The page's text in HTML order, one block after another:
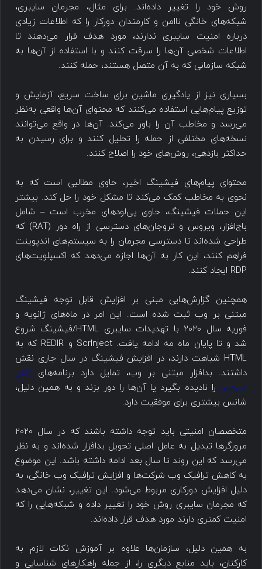
روش خود را تغییر داده‌اند. برای مثال، مجرمان سایبری،
شبکه‌های خانگی ناامن و کارمندان دورکار را که اطلاعات زیادی
درباره امنیت سایبری ندارند، مورد هدف قرار می‌دهند تا
اطلاعات شخصی آن‌ها را سرقت کنند و با استفاده از آن‌ها به
شبکه سازمانی که به آن متصل هستند، حمله کنند.
بسیاری نیز از یادگیری ماشین برای ساخت سریع، آزمایش و
توزیع پیام‌هایی استفاده می‌کنند که محتوای آن‌ها واقعی به‌نظر
می‌رسد و مخاطب آن را باور می‌کند. آن‌ها در واقع می‌توانند
نسخه‌های مختلفی از حمله را تحلیل کنند و برای رسیدن به
حداکثر بازدهی، روش‌های خود را اصلاح کنند.
محتوای پیام‌های فیشینگ اخیر، حاوی مطالبی است که به
نحوی به مخاطب کمک می‌کند تا مشکل خود را حل کند. بیشتر
این حملات فیشینگ، حاوی پی‌لودهای مخرب است – شامل
باج‌افزار، ویروس و تروجان‌های دسترسی از راه دور (RAT) که
طراحی شده‌اند تا دسترسی مجرمان را به سیستم‌های اندپوینت
فراهم کنند، این کار به آن‌ها اجازه می‌دهد که اکسپلویت‌های
RDP ایجاد کنند.
همچنین گزارش‌هایی مبنی بر افزایش قابل توجه فیشینگ
مبتنی بر وب ثبت شده است. این امر در ماه‌های ژانویه و
فوریه سال 2020 با تهدیدات سایبری HTML/فیشینگ شروع
شد و تا پایان ماه مه ادامه یافت. ScrInject و REDIR که به
HTML شباهت دارند، در افزایش فیشینگ در سال جاری نقش
داشتند. بدافزار مبتنی بر وب، تمایل دارد برنامه‌هایآنتی
ویروس را نادیده بگیرد یا آن‌ها را دور بزند و به همین دلیل،
شانس بیشتری برای موفقیت دارد.
متخصصان امنیتی باید توجه داشته باشند که در سال 2020
مرورگرها تبدیل به عامل اصلی تحویل بدافزار شده‌اند و به نظر
می‌رسد که این روند تا سال بعد ادامه داشته باشد. این موضوع
به کاهش ترافیک وب شرکت‌ها و افزایش ترافیک وب خانگی، به
دلیل افزایش دورکاری مربوط می‌شود. این تغییر، نشان می‌دهد
که مجرمان سایبری روش خود را تغییر داده و شبکه‌هایی را که
امنیت کمتری دارند مورد هدف قرار داده‌اند.
به همین دلیل، سازمان‌ها علاوه بر آموزش نکات لازم به
کارکنان، باید منابع دیگری را، از جمله راهکارهای شناسایی و